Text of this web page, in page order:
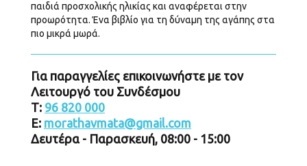
παιδιά προσχολικής ηλικίας και αναφέρεται στην
προωρότητα. Ένα βιβλίο για τη δύναμη της αγάπης στα
πιο μικρά μωρά.
Για παραγγελίες επικοινωνήστε με τον
Λειτουργό του Συνδέσμου
Τ: 96 820 000
Ε: morathavmata@gmail.com
Δευτέρα - Παρασκευή, 08:00 - 15:00